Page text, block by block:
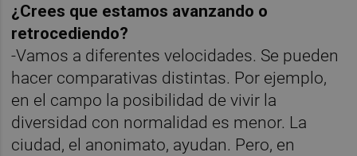
¿Crees que estamos avanzando o
retrocediendo?
-Vamos a diferentes velocidades. Se pueden
hacer comparativas distintas. Por ejemplo,
en el campo la posibilidad de vivir la
diversidad con normalidad es menor. La
ciudad, el anonimato, ayudan. Pero, en